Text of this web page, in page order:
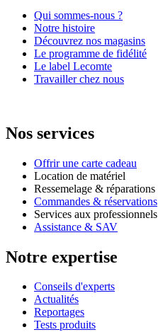
Qui sommes-nous ?
Notre histoire
Découvrez nos magasins
Le programme de fidélité
Le label Lecomte
Travailler chez nous
Nos services
Offrir une carte cadeau
Location de matériel
Ressemelage & réparations
Commandes & réservations
Services aux professionnels
Assistance & SAV
Notre expertise
Conseils d'experts
Actualités
Reportages
Tests produits